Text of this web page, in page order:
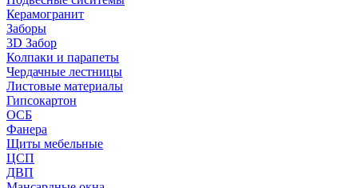
Керамогранит
Заборы
3D Забор
Колпаки и парапеты
Чердачные лестницы
Листовые материалы
Гипсокартон
ОСБ
Фанера
Щиты мебельные
ЦСП
ДВП